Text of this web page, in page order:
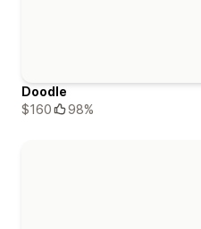
Doodle
$160
98%